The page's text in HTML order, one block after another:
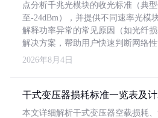
点分析千兆光模块的收光标准（典
至-24dBm），并提供不同速率光模
解释功率异常的常见原因（如光纤
解决方案，帮助用户快速判断网络性
2026年8月4日
干式变压器损耗标准一览表及
本文详细解析干式变压器空载损耗